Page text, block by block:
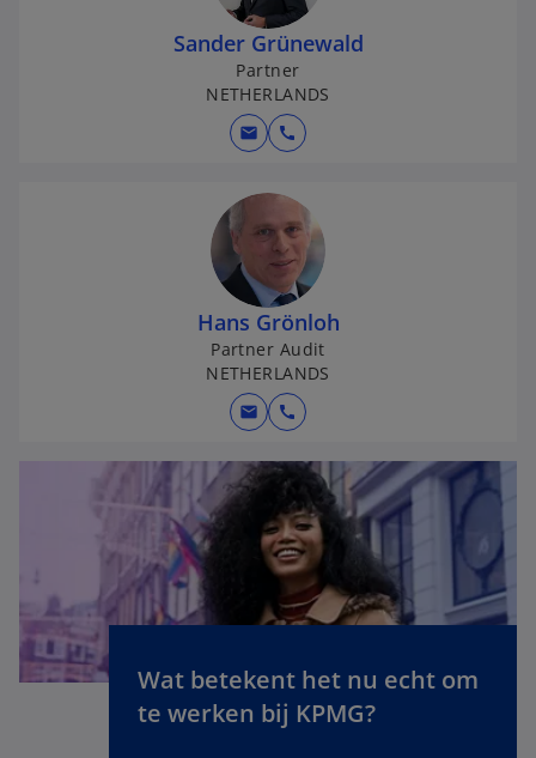
Sander Grünewald
Partner
NETHERLANDS
mail call
Hans Grönloh
Partner Audit
NETHERLANDS
mail call
Wat betekent het nu echt om
te werken bij KPMG?
o
p